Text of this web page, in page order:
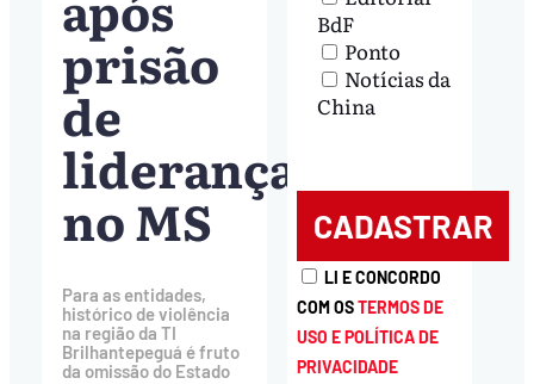
prisão
de
lideranças
no MS
Para as entidades,
histórico de violência
na região da TI
Brilhantepeguá é fruto
da omissão do Estado
BdF
Ponto
Notícias da
China
LI E CONCORDO
COM OSTERMOS DE
USO E POLÍTICA DE
PRIVACIDADE